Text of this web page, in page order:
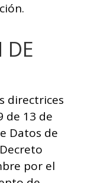
DE
directrices
de 13 de
Datos de
por el